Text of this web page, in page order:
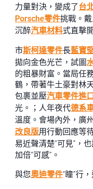
力量對決，變成了台
Porsche零件挑戰。戴
沉醉汽車材料式直擊
市斯柯達零件長藍寶
拋向金色光芒，試圖
的粗暴財富。當局任
鶴，帶著牛土豪對林
包裹並壓汽車零件進
光。；人年夜代德系
溫度。會場內外，廣
改良版用行動回應等
易近聲清楚“可見”，
加倍“可感”。
與您奧迪零件“瞳”行